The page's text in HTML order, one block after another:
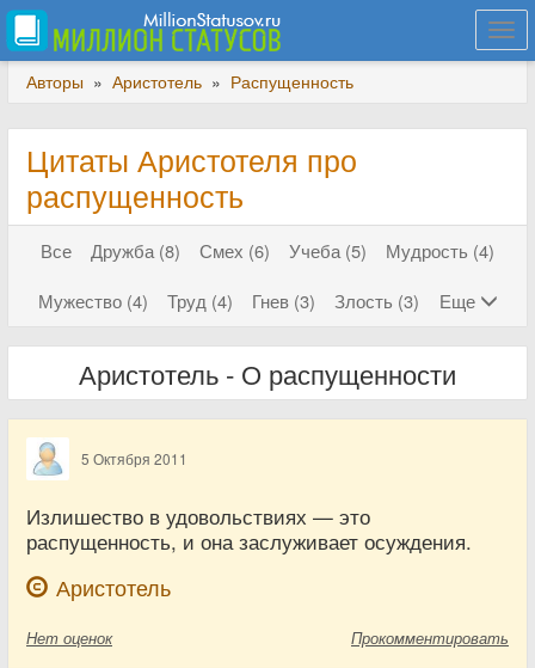
Авторы » Аристотель » Распущенность
Цитаты Аристотеля про
распущенность
Все Дружба (8) Смех (6) Учеба (5)
Мудрость (4)
Мужество (4)
Труд (4) Гнев (3) Злость (3) Еще
Аристотель - О распущенности
5 Октября 2011
Излишество в удовольствиях — это
распущенность, и она заслуживает осуждения.
Аристотель
Нет оценок Прокомментировать